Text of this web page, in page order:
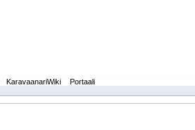
KaravaanariWiki Portaali